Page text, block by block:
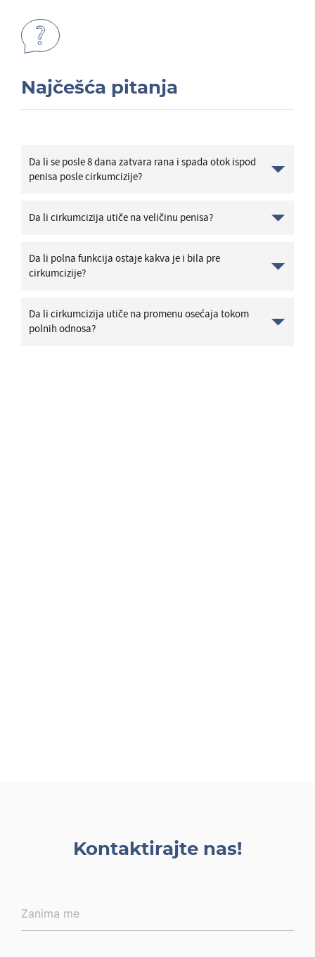
Najčešća pitanja
Da li se posle 8 dana zatvara rana i spada otok ispod
penisa posle cirkumcizije?
Da li cirkumcizija utiče na veličinu penisa?
Da li polna funkcija ostaje kakva je i bila pre
cirkumcizije?
Da li cirkumcizija utiče na promenu osećaja tokom
polnih odnosa?
Kontaktirajte nas!